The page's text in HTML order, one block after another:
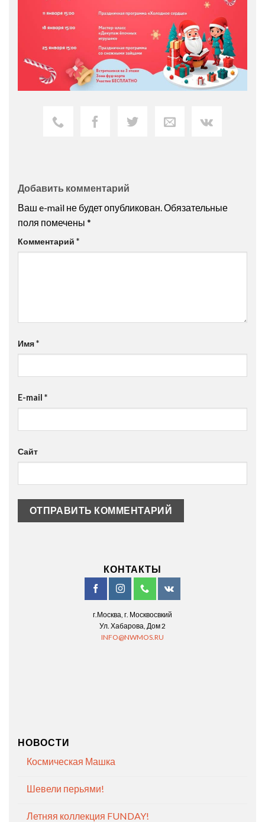
Добавить комментарий
Ваш e-mail не будет опубликован. Обязательные
поля помечены *
Комментарий *
Имя*
E-mail *
Сайт
КОНТАКТЫ
г.Москва, г. Москвосвкий
Ул. Хабарова, Дом 2
INFO@NWMOS.RU
НОВОСТИ
Космическая Машка
Шевели перьями!
Летняя коллекция FUNDAY!